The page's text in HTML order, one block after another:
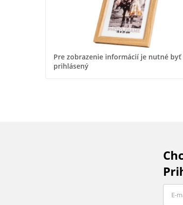
Pre zobrazenie informácií je nutné byť
prihlásený